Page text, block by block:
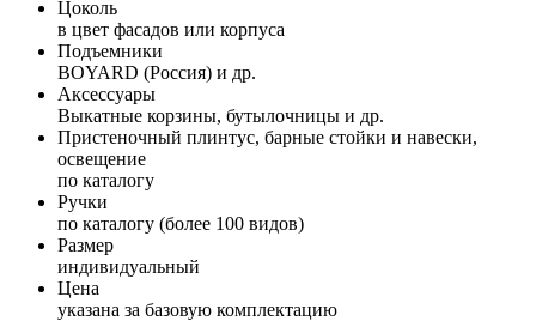
Цоколь
в цвет фасадов или корпуса
Подъемники
BOYARD (Россия) и др.
Аксессуары
Выкатные корзины, бутылочницы и др.
Пристеночный плинтус, барные стойки и навески,
освещение
по каталогу
Ручки
по каталогу (более 100 видов)
Размер
индивидуальный
Цена
указана за базовую комплектацию